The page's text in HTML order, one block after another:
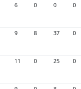
6 0 0 0
9 8 37 0
11 0 25 0